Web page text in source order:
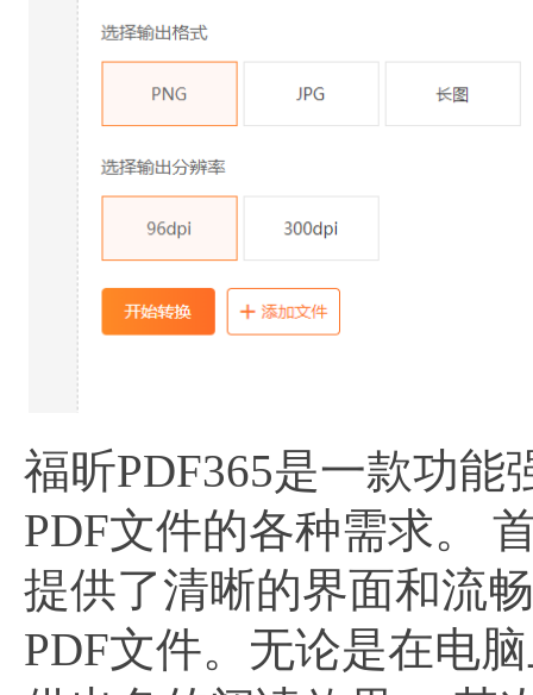
福昕PDF365是一款功
PDF文件的各种需求。
提供了清晰的界面和流
PDF文件。无论是在电